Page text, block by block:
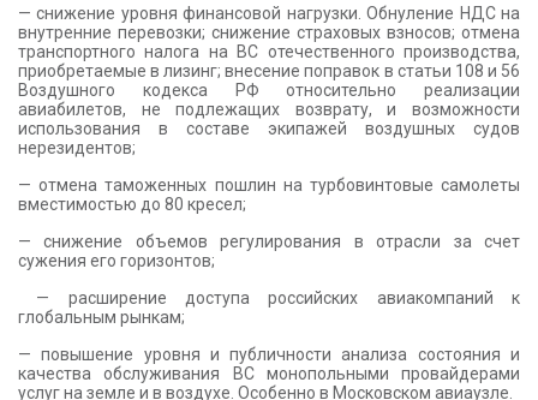
— снижение уровня финансовой нагрузки. Обнуление НДС на
внутренние перевозки; снижение страховых взносов; отмена
транспортного налога на ВС отечественного производства,
приобретаемые в лизинг; внесение поправок в статьи 108 и 56
Воздушного кодекса РФ относительно реализации
авиабилетов, не подлежащих возврату, и возможности
использования в составе экипажей воздушных судов
нерезидентов;
— отмена таможенных пошлин на турбовинтовые самолеты
вместимостью до 80 кресел;
— снижение объемов регулирования в отрасли за счет
сужения его горизонтов;
— расширение доступа российских авиакомпаний к
глобальным рынкам;
— повышение уровня и публичности анализа состояния и
качества обслуживания ВС монопольными провайдерами
услуг на земле и в воздухе. Особенно в Московском авиаузле.